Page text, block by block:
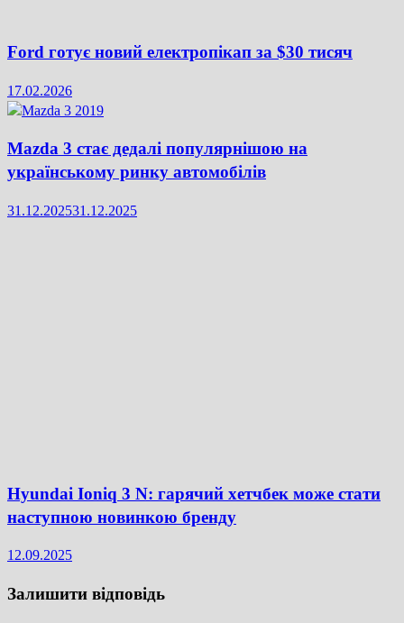
Ford готує новий електропікап за $30 тисяч
17.02.2026
Mazda 3 стає дедалі популярнішою на
українському ринку автомобілів
31.12.202531.12.2025
Hyundai Ioniq 3 N: гарячий хетчбек може стати
наступною новинкою бренду
12.09.2025
Залишити відповідь